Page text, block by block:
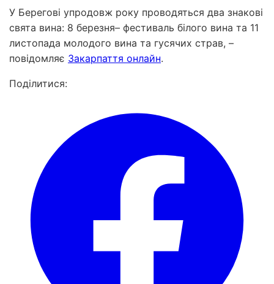
У Берегові упродовж року проводяться два знакові
свята вина: 8 березня– фестиваль білого вина та 11
листопада молодого вина та гусячих страв, –
повідомляє Закарпаття онлайн.
Поділитися: